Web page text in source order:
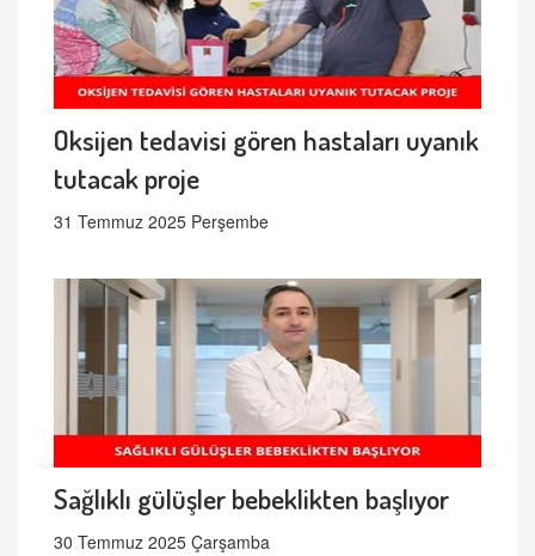
Oksijen tedavisi gören hastaları uyanık
tutacak proje
31 Temmuz 2025 Perşembe
Sağlıklı gülüşler bebeklikten başlıyor
30 Temmuz 2025 Çarşamba